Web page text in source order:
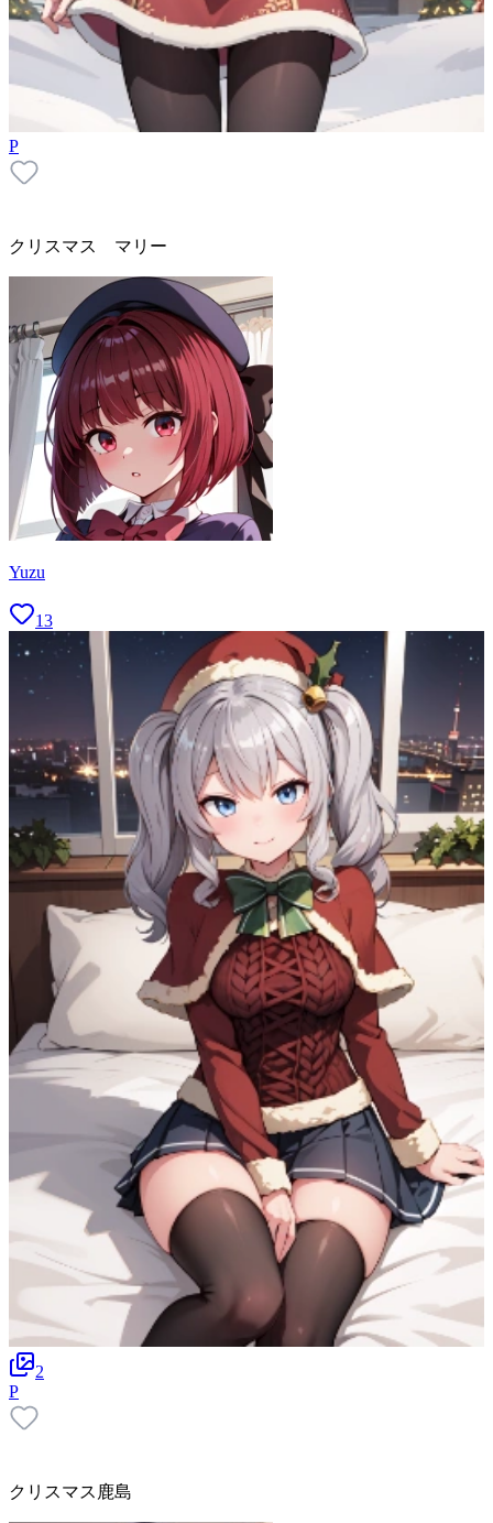
P
クリスマス マリー
Yuzu
13
2
P
クリスマス鹿島